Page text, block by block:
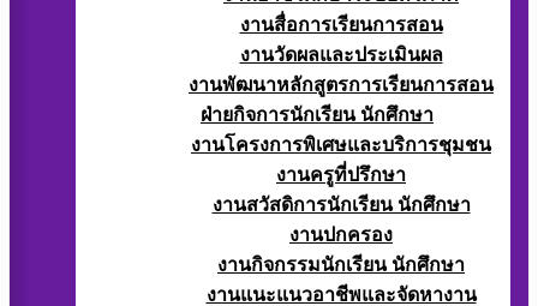
งานสื่อการเรียนการสอน
งานวัดผลและประเมินผล
งานพัฒนาหลักสูตรการเรียนการสอน
ฝ่ายกิจการนักเรียน นักศึกษา
งานโครงการพิเศษและบริการชุมชน
งานครูที่ปรึกษา
งานสวัสดิการนักเรียน นักศึกษา
งานปกครอง
งานกิจกรรมนักเรียน นักศึกษา
งานแนะแนวอาชีพและจัดหางาน